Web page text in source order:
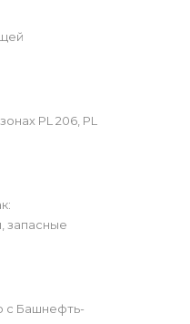
PL 206, PL
запасные
с Башнефть-